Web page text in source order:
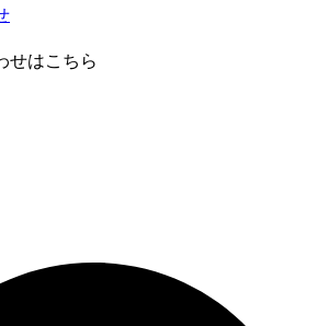
せはこちら